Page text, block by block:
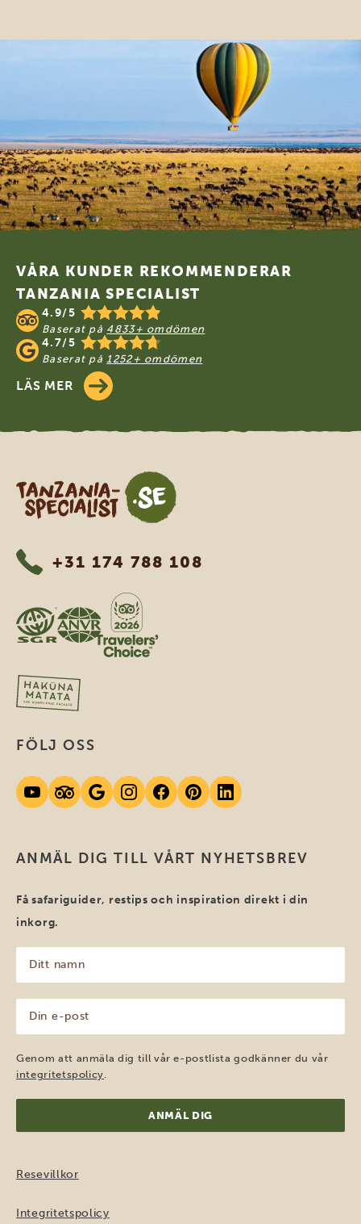
Footer
VÅRA KUNDER REKOMMENDERAR
TANZANIA SPECIALIST
4.9/5
Baserat på 4833+ omdömen
4.7/5
Baserat på1252+ omdömen
LÄS MER
Tanzania Specialist
+31 174 788 108
ANMÄL DIG TILL VÅRT NYHETSBREV
Få safariguider, restips och inspiration direkt i din
inkorg.
namn
(Obligatoriskt)
post
(Obligatoriskt)
Genom att anmäla dig till vår e-postlista godkänner du vår
integritetspolicy.
FÖLJ OSS
Resevillkor
Integritetspolicy